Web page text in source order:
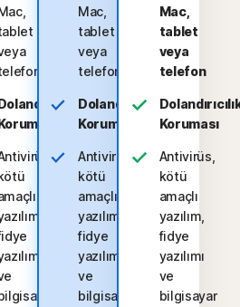
Mac,
tablet
veya
telefon
Dolandırıcılık
Koruması
Antivirüs,
kötü
amaçlı
yazılım,
fidye
yazılımı
ve
bilgisayar
Mac,
tablet
veya
telefon
Koruması
Antivirüs,
kötü
amaçlı
yazılım,
fidye
yazılımı
ve
bilgisayar